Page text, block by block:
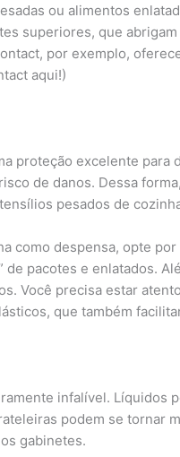
ou alimentos
superiores, que
por exemplo,
aqui!)
proteção excelente
de danos. Dessa
pesados de
como despensa, opte
de pacotes e enlatados.
Você precisa estar
que também
infalível.
podem se tornar
gabinetes.